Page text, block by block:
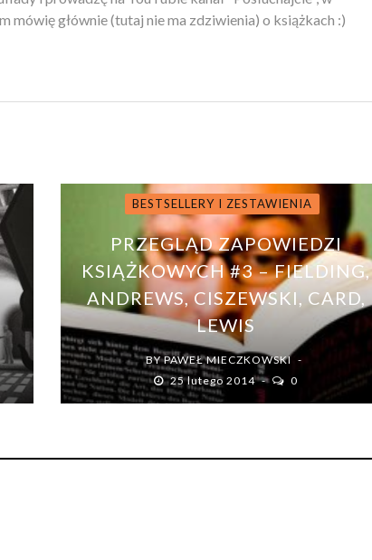
mówię głównie (tutaj nie ma zdziwienia) o książkach :)
BESTSELLERY I ZESTAWIENIA
PRZEGLĄD ZAPOWIEDZI
KSIĄŻKOWYCH #3 – FIELDING,
ANDREWS, CISZEWSKI, CARD,
LEWIS
BYPAWEŁ MIECZKOWSKI
25 lutego 2014
0